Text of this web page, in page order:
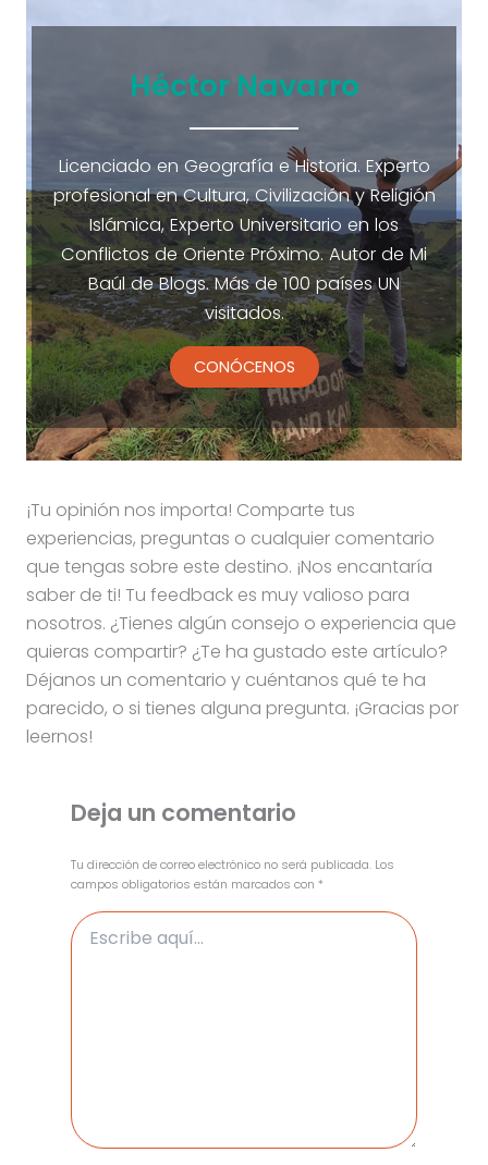
Héctor Navarro
Licenciado en Geografía e Historia. Experto
profesional en Cultura, Civilización y Religión
Islámica, Experto Universitario en los
Conflictos de Oriente Próximo. Autor de Mi
Baúl de Blogs. Más de 100 países UN
visitados.
CONÓCENOS
¡Tu opinión nos importa! Comparte tus
experiencias, preguntas o cualquier comentario
que tengas sobre este destino. ¡Nos encantaría
saber de ti! Tu feedback es muy valioso para
nosotros. ¿Tienes algún consejo o experiencia que
quieras compartir? ¿Te ha gustado este artículo?
Déjanos un comentario y cuéntanos qué te ha
parecido, o si tienes alguna pregunta. ¡Gracias por
leernos!
Deja un comentario
Tu dirección de correo electrónico no será publicada. Los
campos obligatorios están marcados con *
Escribe
aquí...